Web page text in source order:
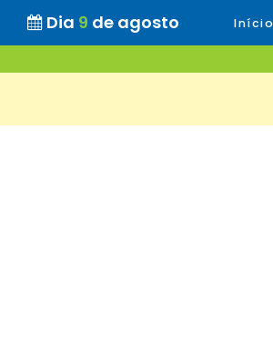
Dia 9 de agosto Início